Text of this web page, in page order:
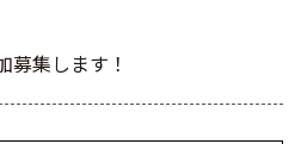
募集します！